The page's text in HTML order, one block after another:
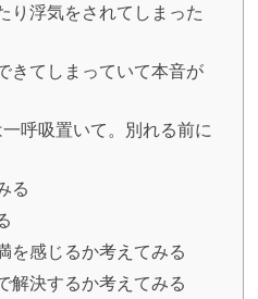
り浮気をされてしまった
きてしまっていて本音が
呼吸置いて。別れる前に
る
を感じるか考えてみる
解決するか考えてみる